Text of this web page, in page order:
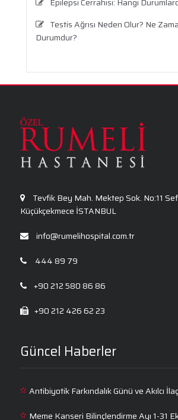
Testis Ağrısı Neden Olur? Ne
Durumdur?
Aronya Faydaları Nelerdir?
Kalp Ritim Bozukluğu
Anksiyete Bozukluğu: Belirtiler,
ve Etkili Tedavi Seçenekleri
Tevfik Bey Mah. Mektep Sok. No:11
Küçükçekmece İSTANBUL
info@rumelihospital.com.tr
444 89 79
+90 212 580 86 86
+90 212 426 62 23
Güncel Haberler
Antibiyotik Farkındalık Günü ve Akılcı
Meme Kanseri Bilinçlendirme Ayı 1-31